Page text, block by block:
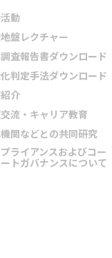
動
盤レクチャー
査報告書ダウンロード
判定手法ダウンロード
介
流・キャリア教育
関などとの共同研究
ライアンスおよびコー
トガバナンスについて